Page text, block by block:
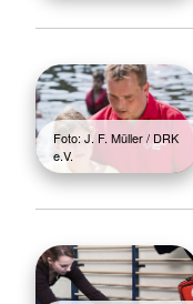
Foto: J. F. Müller / DRK
e.V.